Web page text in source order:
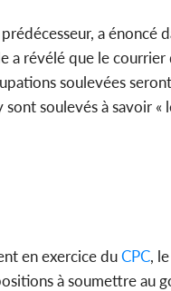
a
révélé que le
soulevées
soulevés à savoir
en exercice duCPC,
à soumettre au